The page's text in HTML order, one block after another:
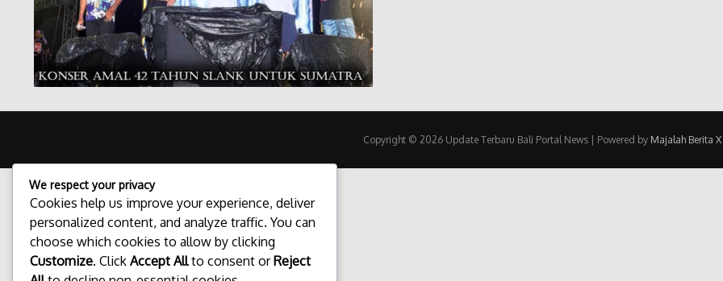
Copyright © 2026 Update Terbaru Bali Portal News | Powered by Majalah Berita X
We respect your privacy
Cookies help us improve your experience, deliver
personalized content, and analyze traffic. You can
choose which cookies to allow by clicking
Customize. Click Accept Allto consent orReject